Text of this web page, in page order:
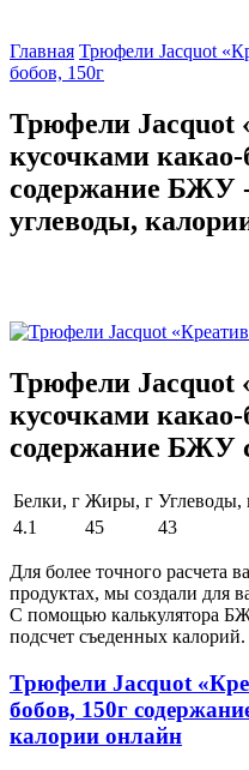
Главная Трюфели Jacquot
бобов, 150г
Трюфели Jacquot
кусочками какао-
содержание БЖУ
углеводы,
Трюфели Jacquot
кусочками какао-
содержание БЖУ
Белки, г Жиры, г Углеводы,
4.1
45 43
Для более точного расчета
продуктах, мы создали для
С помощью калькулятора
подсчет съеденных калорий.
Трюфели Jacquot
бобов, 150г
калории онлайн